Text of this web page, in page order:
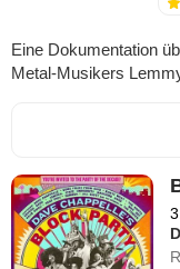
Eine Dokumentation
Metal-Musikers